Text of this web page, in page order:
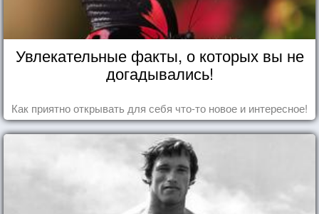
Увлекательные факты, о которых вы не
догадывались!
Как приятно открывать для себя что-то новое и интересное!